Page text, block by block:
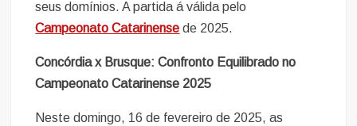
seus domínios. A partida á válida pelo
Campeonato Catarinense de 2025.
Concórdia x Brusque: Confronto Equilibrado no
Campeonato Catarinense 2025
Neste domingo, 16 de fevereiro de 2025, as